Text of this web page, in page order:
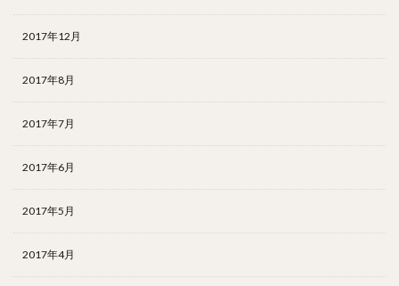
2017年12月
2017年8月
2017年7月
2017年6月
2017年5月
2017年4月